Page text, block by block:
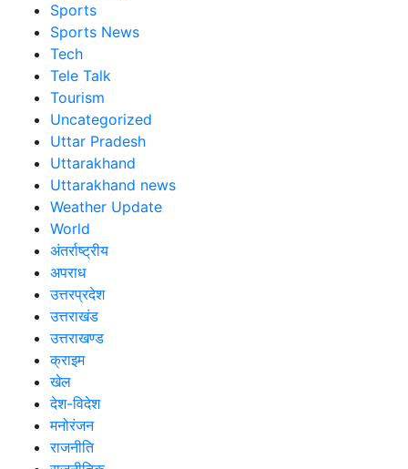
Sports
Sports News
Tech
Tele Talk
Tourism
Uncategorized
Uttar Pradesh
Uttarakhand
Uttarakhand news
Weather Update
World
अंतर्राष्ट्रीय
अपराध
उत्तरप्रदेश
उत्तराखंड
उत्तराखण्ड
क्राइम
खेल
देश-विदेश
मनोरंजन
राजनीति